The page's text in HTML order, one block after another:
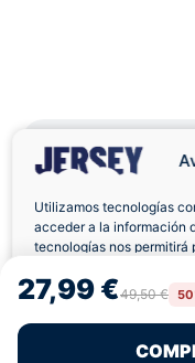
Utilizamos tecnologías
acceder a la información
tecnologías nos permitirá
retirar el consentimiento,
características y funciones.
Rechazar
Política de Cookies
27,99 €49,50 €
Envíos a
Pagos 100%